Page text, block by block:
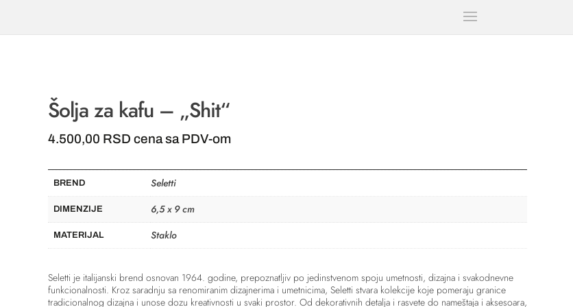
Šolja za kafu – „Shit“
4.500,00 RSD cena sa PDV-om
BREND Seletti
DIMENZIJE 6,5 x 9 cm
MATERIJAL Staklo
Seletti je italijanski brend osnovan 1964. godine, prepoznatljiv po jedinstvenom spoju umetnosti, dizajna i svakodnevne
funkcionalnosti. Kroz saradnju sa renomiranim dizajnerima i umetnicima, Seletti stvara kolekcije koje pomeraju granice
tradicionalnog dizajna i unose dozu kreativnosti u svaki prostor. Od dekorativnih detalja i rasvete do nameštaja i aksesoara,